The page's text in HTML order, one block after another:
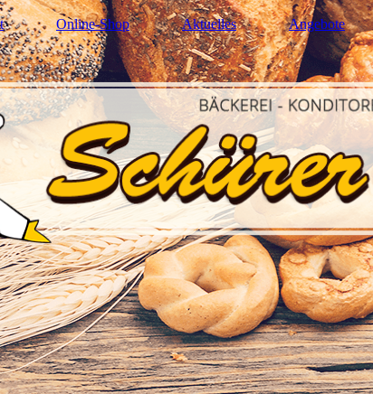
Online-Shop Aktuelles Angebote